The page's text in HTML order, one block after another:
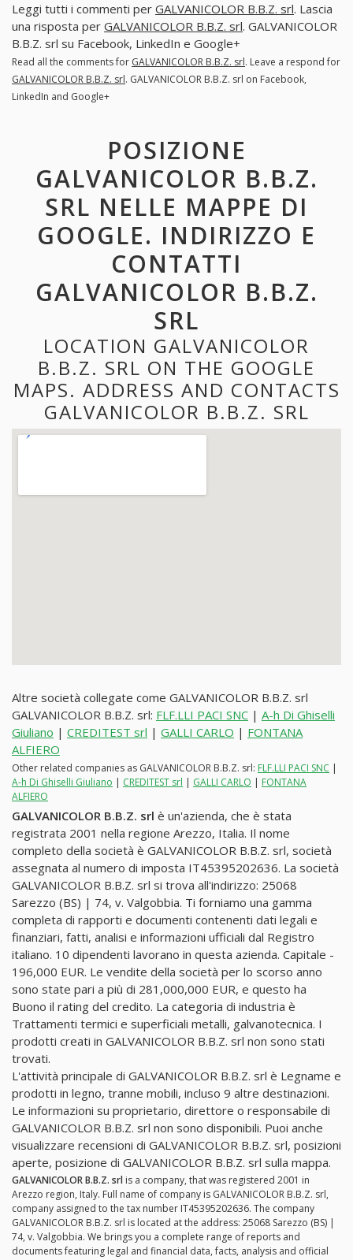
Leggi tutti i commenti per GALVANICOLOR B.B.Z. srl. Lascia
una risposta per GALVANICOLOR B.B.Z. srl. GALVANICOLOR
B.B.Z. srl su Facebook, LinkedIn e Google+
Read all the comments for GALVANICOLOR B.B.Z. srl. Leave a respond for
GALVANICOLOR B.B.Z. srl. GALVANICOLOR B.B.Z. srl on Facebook,
LinkedIn and Google+
POSIZIONE
GALVANICOLOR B.B.Z.
SRL NELLE MAPPE DI
GOOGLE. INDIRIZZO E
CONTATTI
GALVANICOLOR B.B.Z.
SRL
LOCATION GALVANICOLOR
B.B.Z. SRL ON THE GOOGLE
MAPS. ADDRESS AND CONTACTS
GALVANICOLOR B.B.Z. SRL
Altre società collegate come GALVANICOLOR B.B.Z. srl
GALVANICOLOR B.B.Z. srl: FLF.LLI PACI SNC | A-h Di Ghiselli
Giuliano | CREDITEST srl | GALLI CARLO | FONTANA
ALFIERO
Other related companies as GALVANICOLOR B.B.Z. srl: FLF.LLI PACI SNC |
A-h Di Ghiselli Giuliano | CREDITEST srl | GALLI CARLO | FONTANA
ALFIERO
GALVANICOLOR B.B.Z. srl è un'azienda, che è stata
registrata 2001 nella regione Arezzo, Italia. Il nome
completo della società è GALVANICOLOR B.B.Z. srl, società
assegnata al numero di imposta IT45395202636. La società
GALVANICOLOR B.B.Z. srl si trova all'indirizzo: 25068
Sarezzo (BS) | 74, v. Valgobbia. Ti forniamo una gamma
completa di rapporti e documenti contenenti dati legali e
finanziari, fatti, analisi e informazioni ufficiali dal Registro
italiano. 10 dipendenti lavorano in questa azienda. Capitale -
196,000 EUR. Le vendite della società per lo scorso anno
sono state pari a più di 281,000,000 EUR, e questo ha
Buono il rating del credito. La categoria di industria è
Trattamenti termici e superficiali metalli, galvanotecnica. I
prodotti creati in GALVANICOLOR B.B.Z. srl non sono stati
trovati.
L'attività principale di GALVANICOLOR B.B.Z. srl è Legname e
prodotti in legno, tranne mobili, incluso 9 altre destinazioni.
Le informazioni su proprietario, direttore o responsabile di
GALVANICOLOR B.B.Z. srl non sono disponibili. Puoi anche
visualizzare recensioni di GALVANICOLOR B.B.Z. srl, posizioni
aperte, posizione di GALVANICOLOR B.B.Z. srl sulla mappa.
GALVANICOLOR B.B.Z. srl is a company, that was registered 2001 in
Arezzo region, Italy. Full name of company is GALVANICOLOR B.B.Z. srl,
company assigned to the tax number IT45395202636. The company
GALVANICOLOR B.B.Z. srl is located at the address: 25068 Sarezzo (BS) |
74, v. Valgobbia. We brings you a complete range of reports and
documents featuring legal and financial data, facts, analysis and official